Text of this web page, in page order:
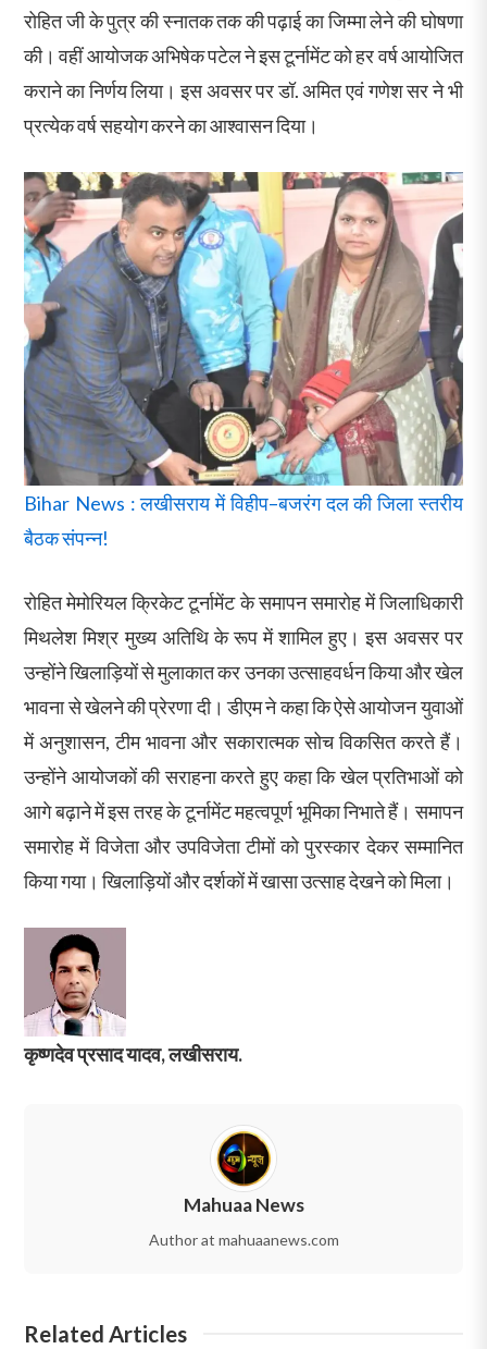
रोहित जी के पुत्र की स्नातक तक की पढ़ाई का जिम्मा लेने की घोषणा
की। वहीं आयोजक अभिषेक पटेल ने इस टूर्नामेंट को हर वर्ष आयोजित
कराने का निर्णय लिया। इस अवसर पर डॉ. अमित एवं गणेश सर ने भी
प्रत्येक वर्ष सहयोग करने का आश्वासन दिया।
Bihar News : लखीसराय में विहीप–बजरंग दल की जिला स्तरीय
बैठक संपन्न!
रोहित मेमोरियल क्रिकेट टूर्नामेंट के समापन समारोह में जिलाधिकारी
मिथलेश मिश्र मुख्य अतिथि के रूप में शामिल हुए। इस अवसर पर
उन्होंने खिलाड़ियों से मुलाकात कर उनका उत्साहवर्धन किया और खेल
भावना से खेलने की प्रेरणा दी। डीएम ने कहा कि ऐसे आयोजन युवाओं
में अनुशासन, टीम भावना और सकारात्मक सोच विकसित करते हैं।
उन्होंने आयोजकों की सराहना करते हुए कहा कि खेल प्रतिभाओं को
आगे बढ़ाने में इस तरह के टूर्नामेंट महत्वपूर्ण भूमिका निभाते हैं। समापन
समारोह में विजेता और उपविजेता टीमों को पुरस्कार देकर सम्मानित
किया गया। खिलाड़ियों और दर्शकों में खासा उत्साह देखने को मिला।
कृष्णदेव प्रसाद यादव, लखीसराय.
Mahuaa News
Author at mahuaanews.com
Related Articles